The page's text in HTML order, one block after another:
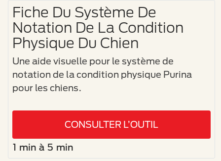
Fiche Du Système De
Notation De La Condition
Physique Du Chien
Une aide visuelle pour le système de
notation de la condition physique Purina
pour les chiens.
CONSULTER L’OUTIL
1 min à 5 min